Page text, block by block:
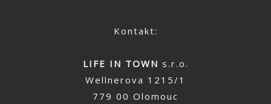
Kontakt:
LIFE IN TOWN s.r.o.
Wellnerova 1215/1
779 00 Olomouc